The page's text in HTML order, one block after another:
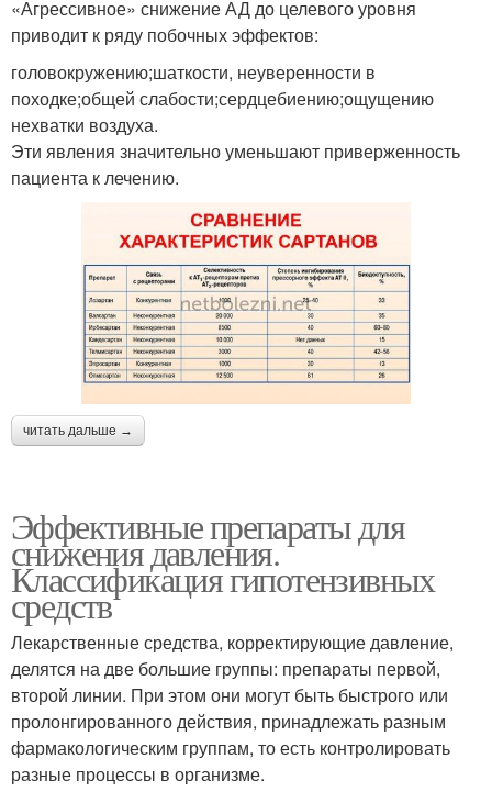
«Агрессивное» снижение АД до целевого уровня
приводит к ряду побочных эффектов:
головокружению;шаткости, неуверенности в
походке;общей слабости;сердцебиению;ощущению
нехватки воздуха.
Эти явления значительно уменьшают приверженность
пациента к лечению.
читать дальше →
Эффективные препараты для
снижения давления.
Классификация гипотензивных
средств
Лекарственные средства, корректирующие давление,
делятся на две большие группы: препараты первой,
второй линии. При этом они могут быть быстрого или
пролонгированного действия, принадлежать разным
фармакологическим группам, то есть контролировать
разные процессы в организме.